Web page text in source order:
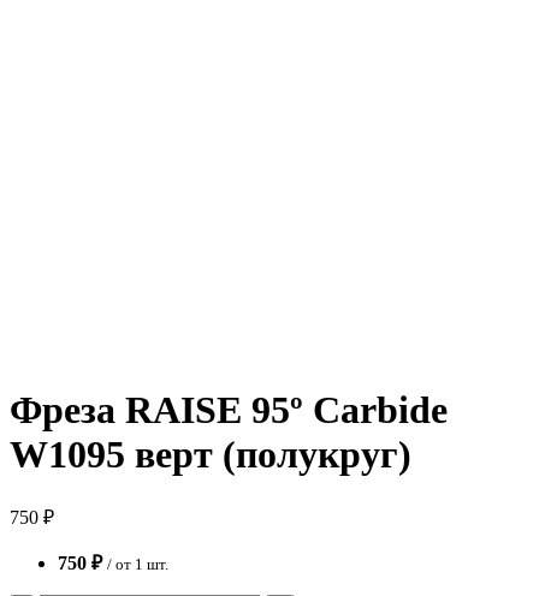
Фреза RAISE 95º Carbide
W1095 верт (полукруг)
750 ₽
750 ₽ / от 1 шт.